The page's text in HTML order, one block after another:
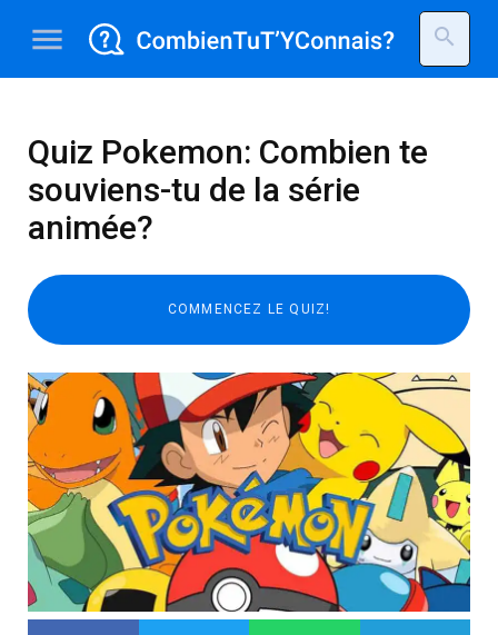
menu search
Quiz Pokemon: Combien te
souviens-tu de la série
animée?